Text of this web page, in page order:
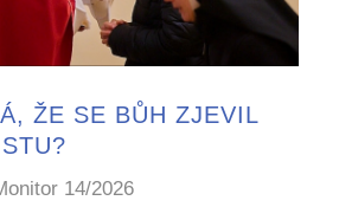
ŽE SE BŮH ZJEVIL
14/2026